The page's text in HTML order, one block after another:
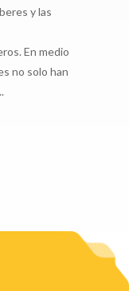
y las
En medio
no solo han